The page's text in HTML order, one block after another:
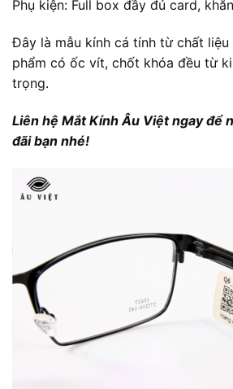
Phụ kiện: Full box đầy đủ card,
Đây là mẫu kính cá tính từ chất liệu
phẩm có ốc vít, chốt khóa đều từ
trọng.
Liên hệ Mắt Kính Âu Việt ngay để
đãi bạn nhé!